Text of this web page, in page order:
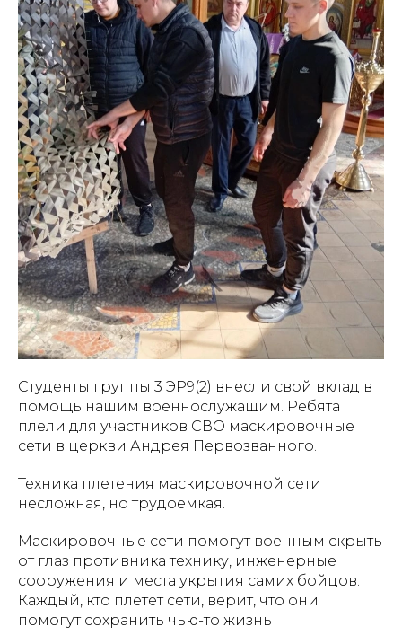
Студенты группы 3 ЭР9(2) внесли свой вклад в
помощь нашим военнослужащим. Ребята
плели для участников СВО маскировочные
сети в церкви Андрея Первозванного.
Техника плетения маскировочной сети
несложная, но трудоёмкая.
Маскировочные сети помогут военным скрыть
от глаз противника технику, инженерные
сооружения и места укрытия самих бойцов.
Каждый, кто плетет сети, верит, что они
помогут сохранить чью-то жизнь